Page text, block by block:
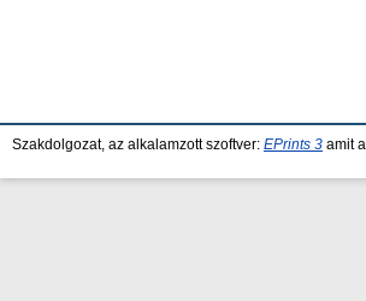
Szakdolgozat, az alkalamzott szoftver: EPrints 3 amit a